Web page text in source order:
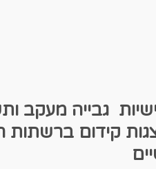
גבייה מעקב
קידום ברשתות